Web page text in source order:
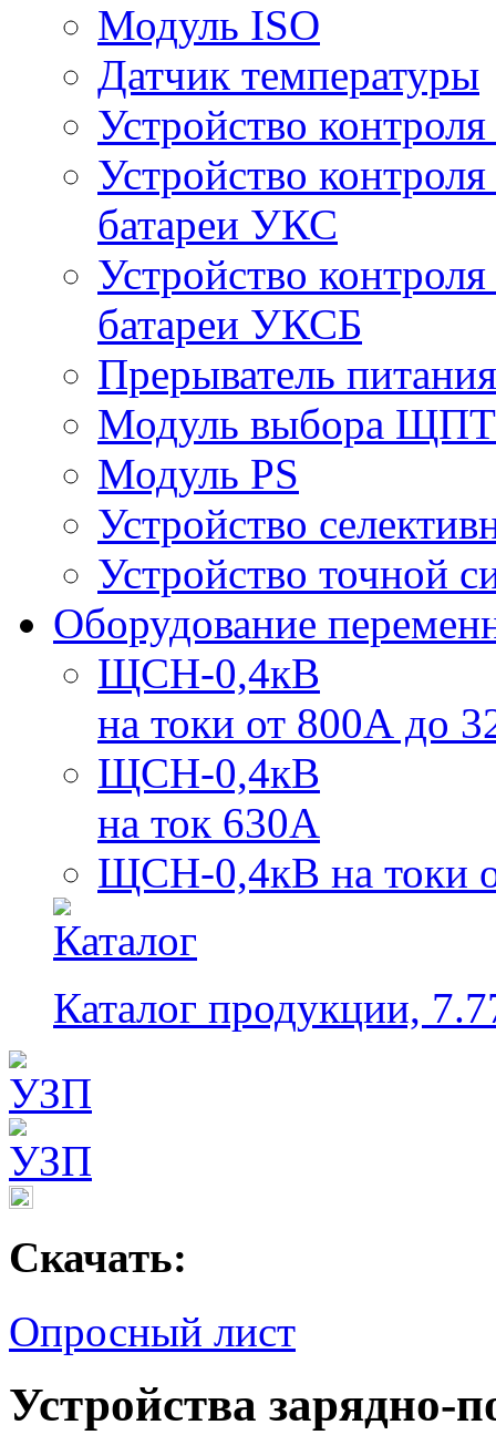
Модуль ISO
Датчик температуры
Устройство
Устройство
батареи УКС
Устройство
батареи УКСБ
Прерыватель
Модуль выбора ЩПТ
Модуль PS
Устройство
Устройство точной
Оборудование
ЩСН-0,4кВ
на токи от 800А до
ЩСН-0,4кВ
на ток 630А
ЩСН-0,4кВ на токи
Каталог продукции,
Cкачать:
Опросный лист
Устройства